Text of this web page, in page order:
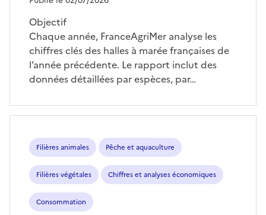
Objectif
Chaque année, FranceAgriMer analyse les
chiffres clés des halles à marée françaises de
l’année précédente. Le rapport inclut des
données détaillées par espèces, par…
Filières animales Pêche et aquaculture
Filières végétales Chiffres et analyses économiques
Consommation